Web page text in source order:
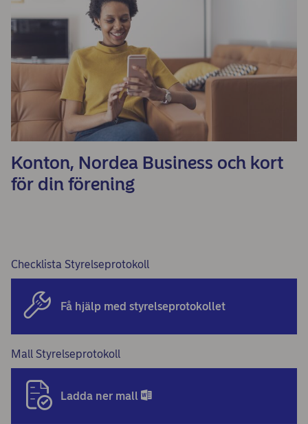
Konton, Nordea Business och kort
för din förening
Checklista Styrelseprotokoll
Få hjälp med styrelseprotokollet
Mall Styrelseprotokoll
Ladda ner mall